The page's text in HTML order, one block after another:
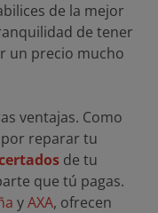
de la mejor
de tener
un precio mucho
ventajas. Como
por reparar tu
de tu
que tú pagas.
yAXA, ofrecen